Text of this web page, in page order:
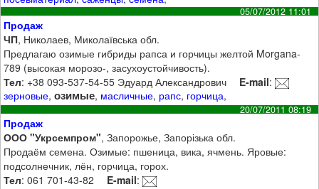
05/07/2012 11:01
Продаж
ЧП, Николаев, Миколаївська обл.
Предлагаю озимые гибриды рапса и горчицы желтой Morgana-
789 (высокая морозо-, засухоустойчивость).
Тел: +38 093-537-54-55 Эдуард Александрович E-mail:
зерновые,озимые, масличные, рапс, горчица,
20/07/2011 08:19
Продаж
ООО "Укрсемпром", Запорожье, Запорізька обл.
Продаём семена. Озимые: пшеница, вика, ячмень. Яровые:
подсолнечник, лён, горчица, горох.
Тел: 061 701-43-82 E-mail: